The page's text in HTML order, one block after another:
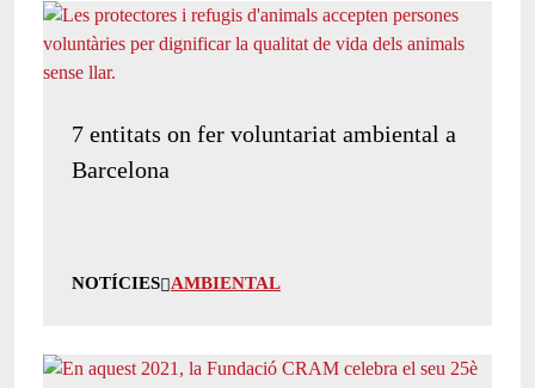
7 entitats on fer voluntariat ambiental a
Barcelona
NOTÍCIES AMBIENTAL